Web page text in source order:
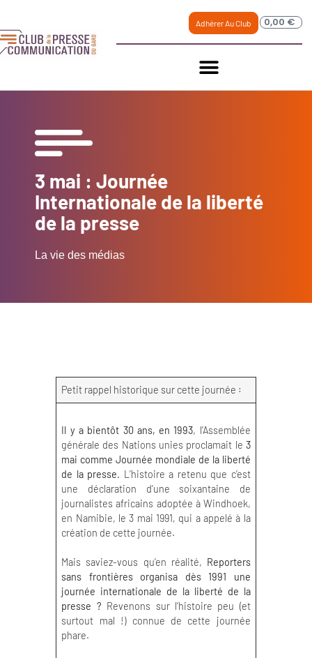
Adhérer Au Club 0,00 €
3 mai : Journée
Internationale de la liberté
de la presse
La vie des médias
Petit rappel historique sur cette journée :
Il y a bientôt 30 ans, en 1993, l’Assemblée
générale des Nations unies proclamait le 3
mai comme Journée mondiale de la liberté
de la presse. L’histoire a retenu que c’est
une déclaration d’une soixantaine de
journalistes africains adoptée à Windhoek,
en Namibie, le 3 mai 1991, qui a appelé à la
création de cette journée.
Mais saviez-vous qu’en réalité, Reporters
sans frontières organisa dès 1991 une
journée internationale de la liberté de la
presse ? Revenons sur l’histoire peu (et
surtout mal !) connue de cette journée
phare.